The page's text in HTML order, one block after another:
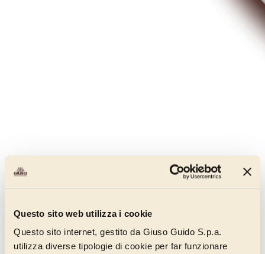
Questo sito web utilizza i cookie
Questo sito internet, gestito da Giuso Guido S.p.a.
utilizza diverse tipologie di cookie per far funzionare
My Farcy miele
colore giallo tenue.
Scopri di più